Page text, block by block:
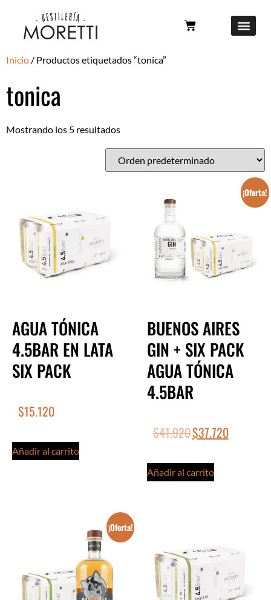
Inicio / Productos etiquetados “tonica”
tonica
Mostrando los 5 resultados
AGUA TÓNICA
4.5BAR EN LATA
SIX PACK
$15.120
Añadir al carrito
¡Oferta!
BUENOS AIRES
GIN + SIX PACK
AGUA TÓNICA
4.5BAR
$41.920$37.720
Añadir al carrito
¡Oferta!